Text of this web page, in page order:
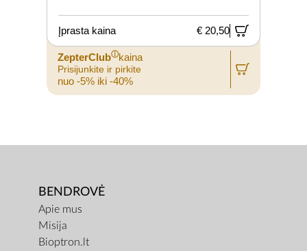
Įprasta kaina € 20,50
ZepterClubⓘkaina
Prisijunkite ir pirkite
nuo -5% iki -40%
BENDROVĖ
Apie mus
Misija
Bioptron.lt